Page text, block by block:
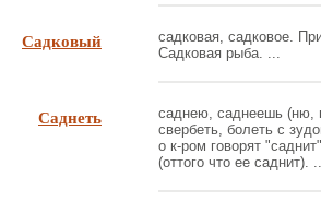
Садковый
садковая, садковое.
Садковая рыба. ...
Саднеть
саднею, саднеешь (ню,
свербеть, болеть с
о к-ром говорят
(оттого что ее саднит).